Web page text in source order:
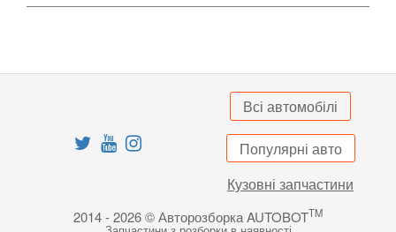
Всі автомобілі
Популярні авто
Кузовні запчастини
2014 - 2026 © Авторозборка AUTOBOTTM